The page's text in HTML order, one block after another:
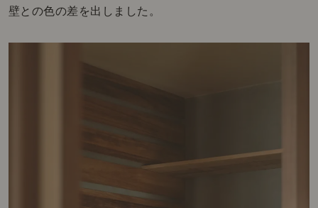
壁との色の差を出しました。